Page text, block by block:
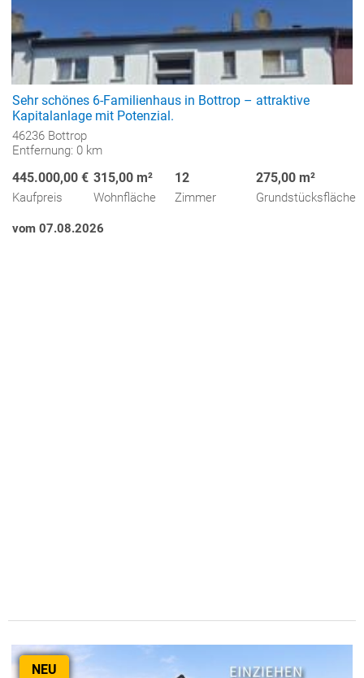
Sehr schönes 6-Familienhaus in Bottrop – attraktive
Kapitalanlage mit Potenzial.
46236 Bottrop
Entfernung: 0 km
445.000,00 €
Kaufpreis
315,00 m²
Wohnfläche
12
Zimmer
275,00 m²
Grundstücksfläche
vom 07.08.2026
NEU